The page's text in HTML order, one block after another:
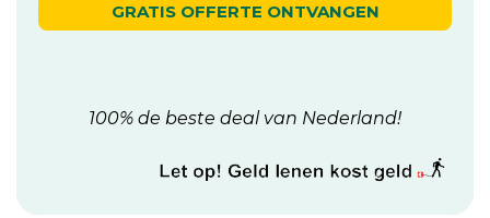
GRATIS OFFERTE ONTVANGEN
100% de beste deal van Nederland!